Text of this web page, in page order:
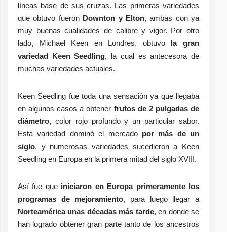
líneas base de sus cruzas. Las primeras variedades
que obtuvo fueronDownton y Elton, ambas con ya
muy buenas cualidades de calibre y vigor. Por otro
lado, Michael Keen en Londres, obtuvo la gran
variedad Keen Seedling, la cual es antecesora de
muchas variedades actuales.
Keen Seedling fue toda una sensación ya que llegaba
en algunos casos a obtener frutos de 2 pulgadas de
diámetro, color rojo profundo y un particular sabor.
Esta variedad dominó el mercado por más de un
siglo, y numerosas variedades sucedieron a Keen
Seedling en Europa en la primera mitad del siglo XVIII.
Así fue que iniciaron en Europa primeramente los
programas de mejoramiento, para luego llegar a
Norteamérica unas décadas más tarde, en donde se
han logrado obtener gran parte tanto de los ancestros